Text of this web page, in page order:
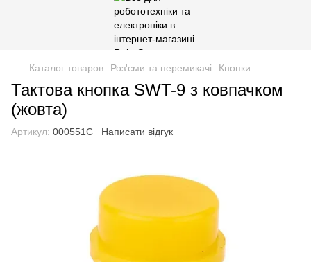
Каталог товаров Роз'єми та перемикачі Кнопки
Тактова кнопка SWT-9 з ковпачком
(жовта)
Артикул: 000551С Написати відгук